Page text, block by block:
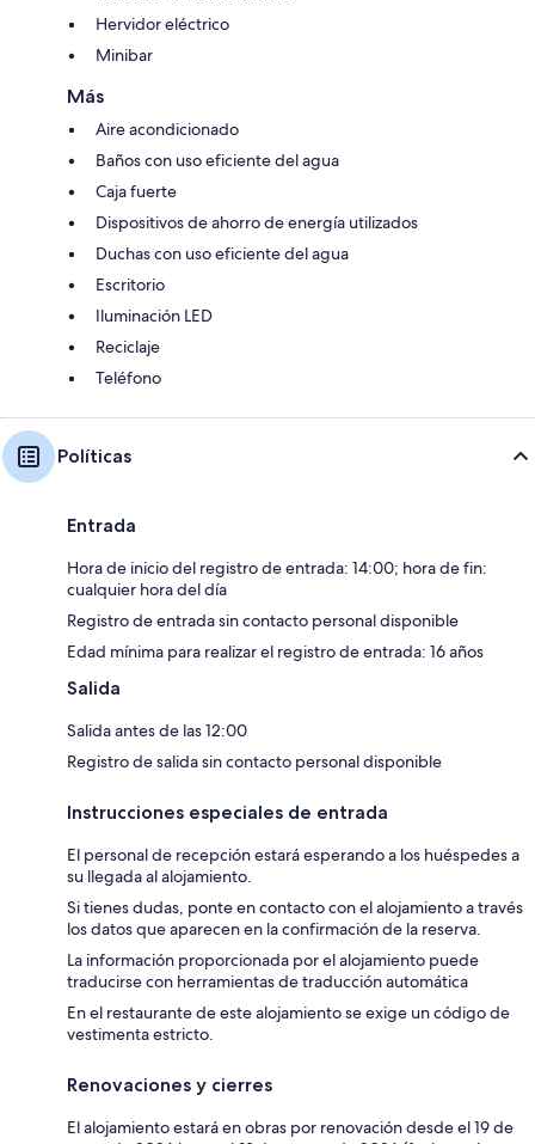
Hervidor eléctrico
Minibar
Más
Aire acondicionado
Baños con uso eficiente del agua
Caja fuerte
Dispositivos de ahorro de energía utilizados
Duchas con uso eficiente del agua
Escritorio
Iluminación LED
Reciclaje
Teléfono
Políticas
Entrada
Hora de inicio del registro de entrada: 14:00; hora de fin:
cualquier hora del día
Registro de entrada sin contacto personal disponible
Edad mínima para realizar el registro de entrada: 16 años
Salida
Salida antes de las 12:00
Registro de salida sin contacto personal disponible
Instrucciones especiales de entrada
El personal de recepción estará esperando a los huéspedes a
su llegada al alojamiento.
Si tienes dudas, ponte en contacto con el alojamiento a través
los datos que aparecen en la confirmación de la reserva.
La información proporcionada por el alojamiento puede
traducirse con herramientas de traducción automática
En el restaurante de este alojamiento se exige un código de
vestimenta estricto.
Renovaciones y cierres
El alojamiento estará en obras por renovación desde el 19 de